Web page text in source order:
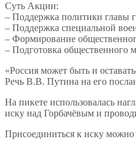
Суть Акции:
– Поддержка политики главы
– Поддержка специальной
– Формирование
– Подготовка общественного
«Россия может быть и
Речь В.В. Путина на его
На пикете использовалась
иску над Горбачёвым и
Присоединиться к иску